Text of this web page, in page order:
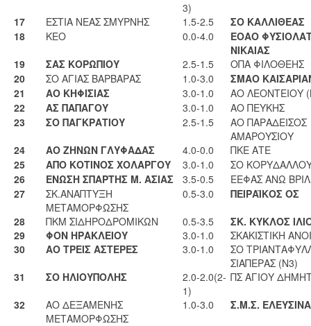
3)
17
ΕΣΤΙΑ ΝΕΑΣ ΣΜΥΡΝΗΣ 1.5-2.5
ΣΟ ΚΑΛΛΙΘΕΑΣ
18
ΚΕΟ 0.0-4.0
ΕΟΑΟ
ΝΙΚΑΙΑΣ
19
ΣΑΣ ΚΟΡΩΠΙΟΥ 2.5-1.5
ΟΠΑ ΦΙΛΟΘΕΗΣ
20
ΣΟ ΑΓΙΑΣ ΒΑΡΒΑΡΑΣ 1.0-3.0
ΣΜΑΟ
21
ΑΟ ΚΗΦΙΣΙΑΣ 3.0-1.0
ΑΟ ΛΕΟΝΤΕΙΟΥ
22
ΑΣ ΠΑΠΑΓΟΥ 3.0-1.0
ΑΟ ΠΕΥΚΗΣ
23
ΣΟ ΠΑΓΚΡΑΤΙΟΥ 2.5-1.5
ΑΟ ΠΑΡΑΔΕΙΣΟΣ
ΑΜΑΡΟΥΣΙΟΥ
24
ΑΟ ΖΗΝΩΝ ΓΛΥΦΑΔΑΣ 4.0-0.0
ΠΚΕ ΑΤΕ
25
ΑΠΟ ΚΟΤΙΝΟΣ ΧΟΛΑΡΓΟΥ 3.0-1.0
ΣΟ
26
ΕΝΩΣΗ ΣΠΑΡΤΗΣ Μ. ΑΣΙΑΣ 3.5-0.5
ΕΕΦΑΣ ΑΝΩ
27
ΣΚ.ΑΝΑΠΤΥΞΗ
ΜΕΤΑΜΟΡΦΩΣΗΣ
0.5-3.0
ΠΕΙΡΑΪΚΟΣ ΟΣ
28
ΠΚΜ ΣΙΔΗΡΟΔΡΟΜΙΚΩΝ 0.5-3.5
ΣΚ. ΚΥΚΛΟΣ
29
ΦΟΝ ΗΡΑΚΛΕΙΟΥ 3.0-1.0
ΣΚΑΚΙΣΤΙΚΗ
30
ΑΟ ΤΡΕΙΣ ΑΣΤΕΡΕΣ 3.0-1.0
ΣΟ
ΣΙΑΠΕΡΑΣ (Ν3)
31
ΣΟ ΗΛΙΟΥΠΟΛΗΣ
2.0-2.0(2-
1)
ΠΣ ΑΓΙΟΥ
32
ΑΟ ΔΕΞΑΜΕΝΗΣ
ΜΕΤΑΜΟΡΦΩΣΗΣ
1.0-3.0 Σ.Μ.Σ.